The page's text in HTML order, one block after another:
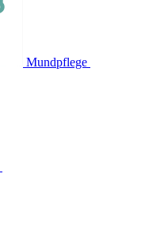
Mundpflege